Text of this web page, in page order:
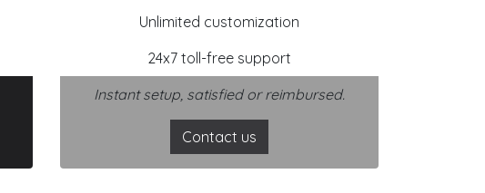
Unlimited customization
24x7 toll-free support
Instant setup, satisfied or reimbursed.
Contact us